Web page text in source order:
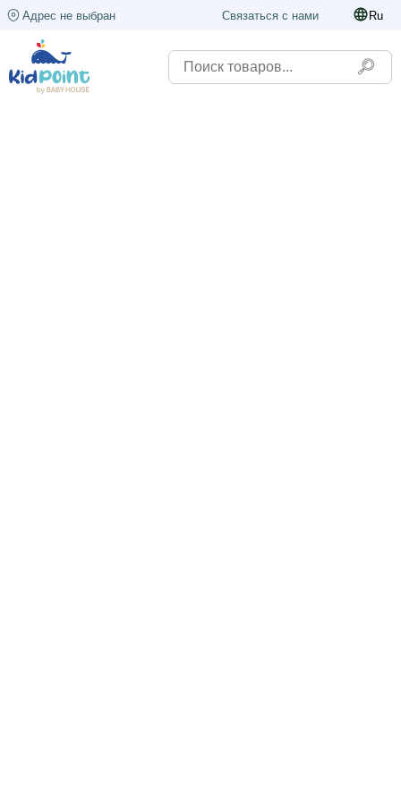
Адрес не выбран Связаться с нами Ru